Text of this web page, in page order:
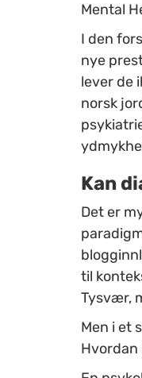
Mental
I den
nye
lever de
norsk
Kan
Det er
til
Tysvær,
Men i et
Hvordan